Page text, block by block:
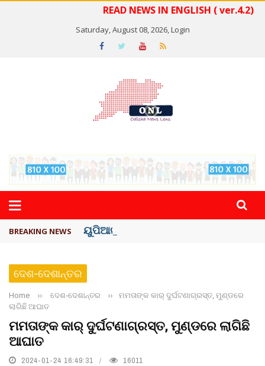
READ NEWS IN ENGLISH ( ver.4.2)
Saturday, August 08, 2026,Login
BREAKING NEWS ୟୁପିଆଇ ଓ ଅନ୍ୟାନ୍ୟ ଡିଜିଟାଲ୍ ନେଣଦେଣ ...
ଦେଶ-ଦେଶାନ୍ତର
Home ›› ଦେଶ-ଦେଶାନ୍ତର ››
ମମତାଙ୍କ କାର୍ ଦୁର୍ଘଟଣାଗ୍ରସ୍ତ, ମୁଣ୍ଡରେ
ଲାଗିଛି ଆଘାତ
ମମତାଙ୍କ କାର୍ ଦୁର୍ଘଟଣାଗ୍ରସ୍ତ, ମୁଣ୍ଡରେ ଲାଗିଛି
ଆଘାତ
2024-01-24 16:49:31 16011